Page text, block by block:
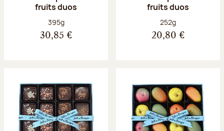
fruits duos
Poids net :
395g
30,85 €
fruits duos
Poids net :
252g
20,80 €